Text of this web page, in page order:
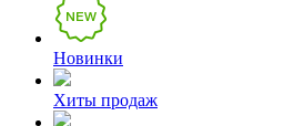
Новинки
Хиты продаж